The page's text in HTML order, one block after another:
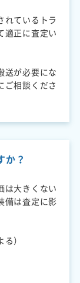
れているトラ
適正に査定い
送が必要にな
ご相談くださ
か？
は大きくない
備は査定に影
）